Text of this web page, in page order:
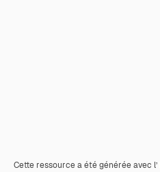
Cette ressource a été générée avec l’